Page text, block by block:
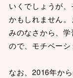
いくでしょうが
かもしれません
みのなさから、
ので、モチベーシ
なお、2016年か